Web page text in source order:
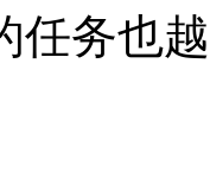
任务也